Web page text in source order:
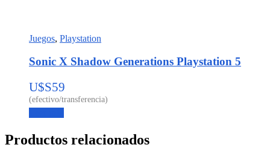
Juegos, Playstation
Sonic X Shadow Generations Playstation 5
U$S59
Productos relacionados